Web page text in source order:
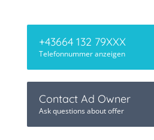
+43664 132 79XXX
Telefonnummer anzeigen
Contact Ad Owner
Ask questions about offer